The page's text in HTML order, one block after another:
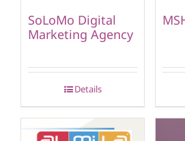
SoLoMo Digital
Marketing Agency
Details